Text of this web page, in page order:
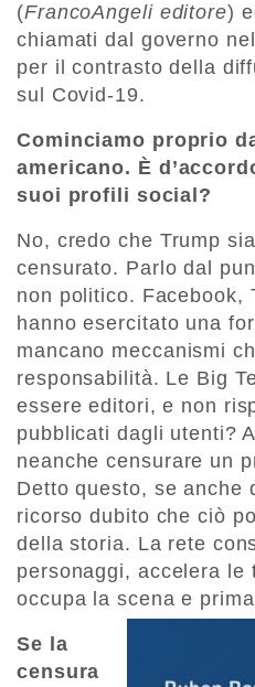
(FrancoAngeli editore)
chiamati dal governo
per il contrasto della
sul Covid-19.
Cominciamo proprio
americano. È
suoi profili social?
No, credo che Trump
censurato. Parlo dal
non politico. Facebook,
hanno esercitato una
mancano meccanismi
responsabilità. Le Big
essere editori, e non
pubblicati dagli utenti?
neanche censurare un
Detto questo, se anche
ricorso dubito che ciò
della storia. La rete
personaggi, accelera le
occupa la scena e
Se la
censura